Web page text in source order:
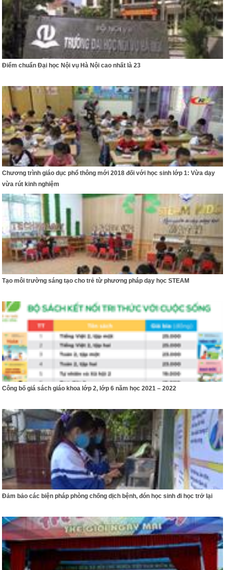
​Điểm chuẩn Đại học Nội vụ Hà Nội cao nhất là 23
Chương trình giáo dục phổ thông mới 2018 đối với học sinh lớp 1: Vừa dạy
vừa rút kinh nghiệm
Tạo môi trường sáng tạo cho trẻ từ phương pháp dạy học STEAM
Công bố giá sách giáo khoa lớp 2, lớp 6 năm học 2021 – 2022
Đảm bảo các biện pháp phòng chống dịch bệnh, đón học sinh đi học trở lại